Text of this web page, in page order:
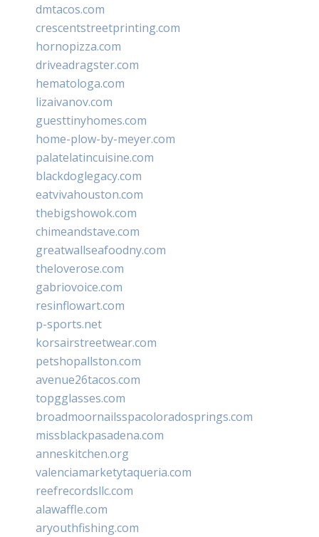
dmtacos.com
crescentstreetprinting.com
hornopizza.com
driveadragster.com
hematologa.com
lizaivanov.com
guesttinyhomes.com
home-plow-by-meyer.com
palatelatincuisine.com
blackdoglegacy.com
eatvivahouston.com
thebigshowok.com
chimeandstave.com
greatwallseafoodny.com
theloverose.com
gabriovoice.com
resinflowart.com
p-sports.net
korsairstreetwear.com
petshopallston.com
avenue26tacos.com
topgglasses.com
broadmoornailsspacoloradosprings.com
missblackpasadena.com
anneskitchen.org
valenciamarketytaqueria.com
reefrecordsllc.com
alawaffle.com
aryouthfishing.com